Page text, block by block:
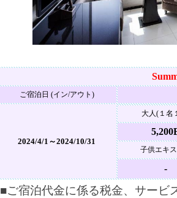
ご宿泊日 (イン/アウト)
2024/4/1～2024/10/31
大人(１名
子供エキ
-
■ご宿泊代金に係る税金、サービ